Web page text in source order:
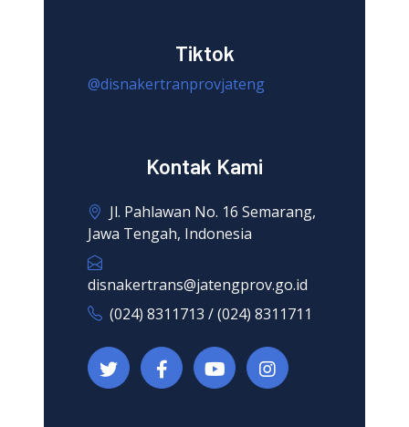
Tiktok
@disnakertranprovjateng
Kontak Kami
Jl. Pahlawan No. 16 Semarang,
Jawa Tengah, Indonesia
disnakertrans@jatengprov.go.id
(024) 8311713 / (024) 8311711